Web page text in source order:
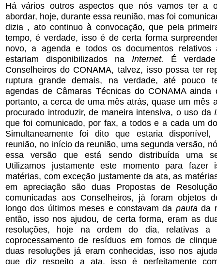
Há vários outros aspectos que nós vamos ter a
abordar, hoje, durante essa reunião, mas foi
dizia , ato continuo à convocação, que pela
tempo, é verdade, isso é de certa forma
novo, a agenda e todos os documentos relativos
estariam disponibilizados na Internet. É
Conselheiros do CONAMA, talvez, isso possa ter
ruptura grande demais, na verdade, até pouco
agendas de Câmaras Técnicas do CONAMA ainda
portanto, a cerca de uma mês atrás, quase um mês
procurado introduzir, de maneira intensiva, o uso da
que foi comunicado, por fax, a todos e a cada um
Simultaneamente foi dito que estaria
reunião, no início da reunião, uma segunda versão,
essa versão que está sendo distribuída uma
Utilizamos justamente este momento para fazer
matérias, com exceção justamente da ata, as
em apreciação são duas Propostas de
comunicadas aos Conselheiros, já foram objetos
longo dos últimos meses e constavam da pauta da
então, isso nos ajudou, de certa forma, eram as
resoluções, hoje na ordem do dia, relativas a
coprocessamento de resíduos em fornos de
duas resoluções já eram conhecidas, isso nos
que diz respeito a ata, isso é perfeitamente